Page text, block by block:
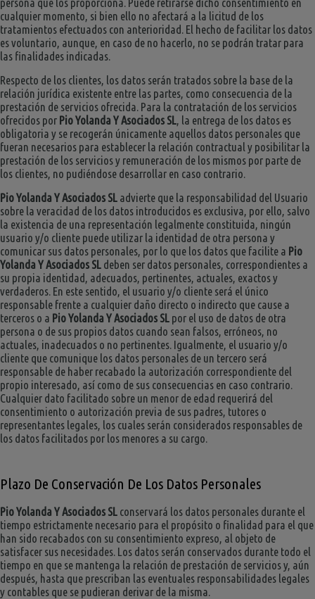
cualquier momento, si bien ello no afectará a la licitud de los
tratamientos efectuados con anterioridad. El hecho de facilitar los datos
es voluntario, aunque, en caso de no hacerlo, no se podrán tratar para
las finalidades indicadas.
Respecto de los clientes, los datos serán tratados sobre la base de la
relación jurídica existente entre las partes, como consecuencia de la
prestación de servicios ofrecida. Para la contratación de los servicios
ofrecidos por Pio Yolanda Y Asociados SL
, la entrega de los datos es
obligatoria y se recogerán únicamente aquellos datos personales que
fueran necesarios para establecer la relación contractual y posibilitar la
prestación de los servicios y remuneración de los mismos por parte de
los clientes, no pudiéndose desarrollar en caso contrario.
Pio Yolanda Y Asociados SL advierte que la responsabilidad del Usuario
sobre la veracidad de los datos introducidos es exclusiva, por ello, salvo
la existencia de una representación legalmente constituida, ningún
usuario y/o cliente puede utilizar la identidad de otra persona y
comunicar sus datos personales, por lo que los datos que facilite a Pio
Yolanda Y Asociados SL deben ser datos personales, correspondientes a
su propia identidad, adecuados, pertinentes, actuales, exactos y
verdaderos. En este sentido, el usuario y/o cliente será el único
responsable frente a cualquier daño directo o indirecto que cause a
terceros o a Pio Yolanda Y Asociados SL por el uso de datos de otra
persona o de sus propios datos cuando sean falsos, erróneos, no
actuales, inadecuados o no pertinentes. Igualmente, el usuario y/o
cliente que comunique los datos personales de un tercero será
responsable de haber recabado la autorización correspondiente del
propio interesado, así como de sus consecuencias en caso contrario.
Cualquier dato facilitado sobre un menor de edad requerirá del
consentimiento o autorización previa de sus padres, tutores o
representantes legales, los cuales serán considerados responsables de
los datos facilitados por los menores a su cargo.
Plazo De Conservación De Los Datos Personales
Pio Yolanda Y Asociados SL conservará los datos personales durante el
tiempo estrictamente necesario para el propósito o finalidad para el que
han sido recabados con su consentimiento expreso, al objeto de
satisfacer sus necesidades. Los datos serán conservados durante todo el
tiempo en que se mantenga la relación de prestación de servicios y, aún
después, hasta que prescriban las eventuales responsabilidades legales
y contables que se pudieran derivar de la misma.